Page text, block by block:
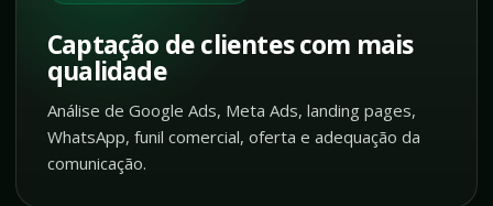
Captação de clientes com mais
qualidade
Análise de Google Ads, Meta Ads, landing pages,
WhatsApp, funil comercial, oferta e adequação da
comunicação.